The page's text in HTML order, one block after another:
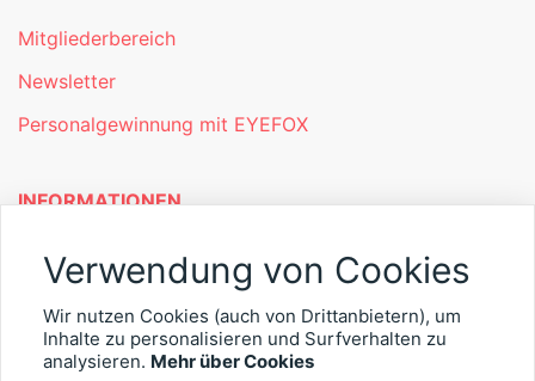
Mitgliederbereich
Newsletter
Personalgewinnung mit EYEFOX
INFORMATIONEN
Was ist EYEFOX – Ihre Möglichkeiten
Kontakt
Verwendung von Cookies
Wir nutzen Cookies (auch von Drittanbietern), um
Inhalte zu personalisieren und Surfverhalten zu
analysieren. Mehr über Cookies